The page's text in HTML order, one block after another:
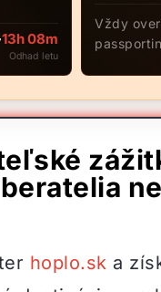
13h 08m
Odhad letu
Vždy
hoplo.sk a